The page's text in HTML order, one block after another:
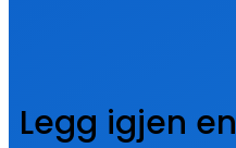
Legg igjen en